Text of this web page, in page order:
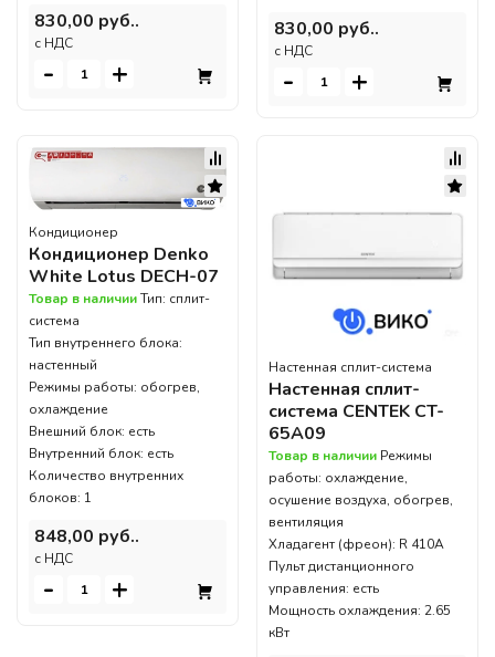
830,00 руб..
c НДС
- +
830,00 руб..
c НДС
- +
Кондиционер
Кондиционер Denko
White Lotus DECH-07
Товар в наличииТип: сплит-
система
Тип внутреннего блока:
настенный
Режимы работы: обогрев,
охлаждение
Внешний блок: есть
Внутренний блок: есть
Количество внутренних
блоков: 1
848,00 руб..
c НДС
- +
Настенная сплит-система
Настенная сплит-
система CENTEK CT-
65A09
Товар в наличии Режимы
работы: охлаждение,
осушение воздуха, обогрев,
вентиляция
Хладагент (фреон): R 410A
Пульт дистанционного
управления: есть
Мощность охлаждения: 2.65
кВт